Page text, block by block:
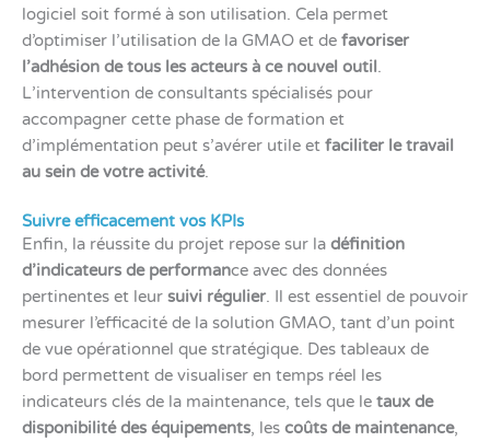
logiciel soit formé à son utilisation. Cela permet
d’optimiser l’utilisation de la GMAO et de favoriser
l’adhésion de tous les acteurs à ce nouvel outil.
L’intervention de consultants spécialisés pour
accompagner cette phase de formation et
d’implémentation peut s’avérer utile et faciliter le travail
au sein de votre activité.
Suivre efficacement vos KPIs
Enfin, la réussite du projet repose sur la définition
d’indicateurs de performance avec des données
pertinentes et leur suivi régulier. Il est essentiel de pouvoir
mesurer l’efficacité de la solution GMAO, tant d’un point
de vue opérationnel que stratégique. Des tableaux de
bord permettent de visualiser en temps réel les
indicateurs clés de la maintenance, tels que le taux de
disponibilité des équipements, les coûts de maintenance,